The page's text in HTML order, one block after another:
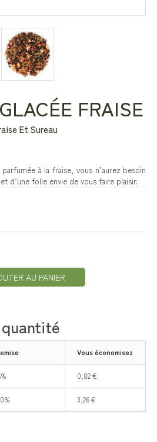
FRAISE
Et Sureau
à la fraise, vous n’aurez besoin
d’une folle envie de vous faire plaisir.
AU PANIER
Vous économisez
0,82 €
3,26 €